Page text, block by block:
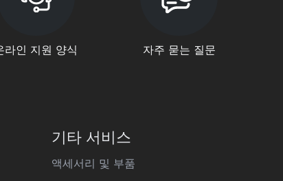
라인 지원 양식 자주 묻는 질문
기타 서비스
액세서리 및 부품